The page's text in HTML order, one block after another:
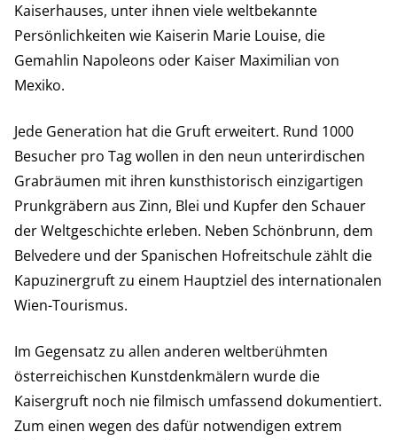
Kaiserhauses, unter ihnen viele weltbekannte
Persönlichkeiten wie Kaiserin Marie Louise, die
Gemahlin Napoleons oder Kaiser Maximilian von
Mexiko.
Jede Generation hat die Gruft erweitert. Rund 1000
Besucher pro Tag wollen in den neun unterirdischen
Grabräumen mit ihren kunsthistorisch einzigartigen
Prunkgräbern aus Zinn, Blei und Kupfer den Schauer
der Weltgeschichte erleben. Neben Schönbrunn, dem
Belvedere und der Spanischen Hofreitschule zählt die
Kapuzinergruft zu einem Hauptziel des internationalen
Wien-Tourismus.
Im Gegensatz zu allen anderen weltberühmten
österreichischen Kunstdenkmälern wurde die
Kaisergruft noch nie filmisch umfassend dokumentiert.
Zum einen wegen des dafür notwendigen extrem